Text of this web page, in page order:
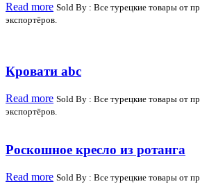
Read more Sold By : Все турецкие товары от
экспортёров.
Кровати abc
Read more Sold By : Все турецкие товары от
экспортёров.
Роскошное кресло из ротанга
Read more Sold By : Все турецкие товары от